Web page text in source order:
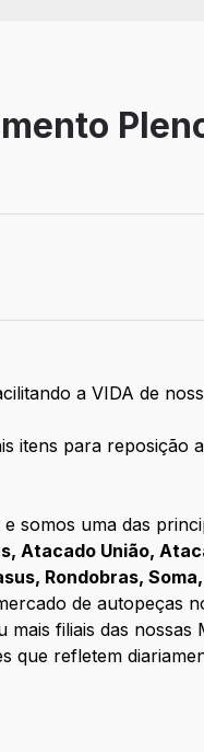
a VIDA de
itens para reposição
somos uma das
Atacado União,
Rondobras,
de autopeças
filiais das nossas
que refletem